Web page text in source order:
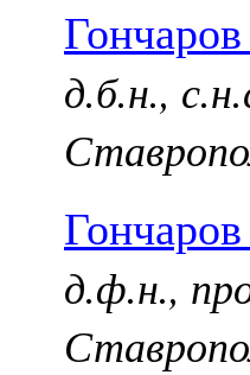
д.б.н.,
д.ф.н.,